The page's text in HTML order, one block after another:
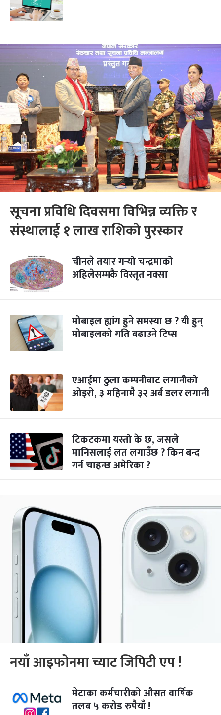
सूचना प्रविधि दिवसमा विभिन्न व्यक्ति र
संस्थालाई १ लाख राशिको पुरस्कार
चीनले तयार गर्‍यो चन्द्रमाको
अहिलेसम्मकै विस्तृत नक्सा
मोबाइल ह्यांग हुने समस्या छ ? यी हुन्
मोबाइलको गति बढाउने टिप्स
एआईमा ठुला कम्पनीबाट लगानीको
ओइरो, ३ महिनामै ३२ अर्ब डलर लगानी
टिकटकमा यस्तो के छ, जसले
मानिसलाई लत लगाउँछ ? किन बन्द
गर्न चाहन्छ अमेरिका ?
नयाँ आइफोनमा च्याट जिपिटी एप !
मेटाका कर्मचारीको औसत वार्षिक
तलब ५ करोड रुपैयाँ !